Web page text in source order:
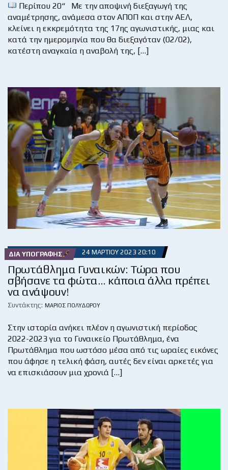
Περίπου 20“ Με την αποψινή διεξαγωγή της
αναμέτρησης, ανάμεσα στον ΑΠΟΠ και στην ΑΕΛ,
κλείνει η εκκρεμότητα της 17ης αγωνιστικής, μιας και
κατά την ημερομηνία που θα διεξαγόταν (02/02),
κατέστη αναγκαία η αναβολή της, […]
ΔΙΑ ΥΠΟΓΡΑΦΉΣ 24 ΜΑΡΤΊΟΥ 2023 20:10
Πρωτάθλημα Γυναικών: Τώρα που
σβήσανε τα φώτα… κάποια άλλα πρέπει
να ανάψουν!
Συντάκτης: ΜΆΡΙΟΣ ΠΟΛΥΔΏΡΟΥ
Στην ιστορία ανήκει πλέον η αγωνιστική περίοδος
2022-2023 για το Γυναικείο Πρωτάθλημα, ένα
Πρωτάθλημα που ωστόσο μέσα από τις ωραίες εικόνες
που άφησε η τελική φάση, αυτές δεν είναι αρκετές για
να επισκιάσουν μια χρονιά […]